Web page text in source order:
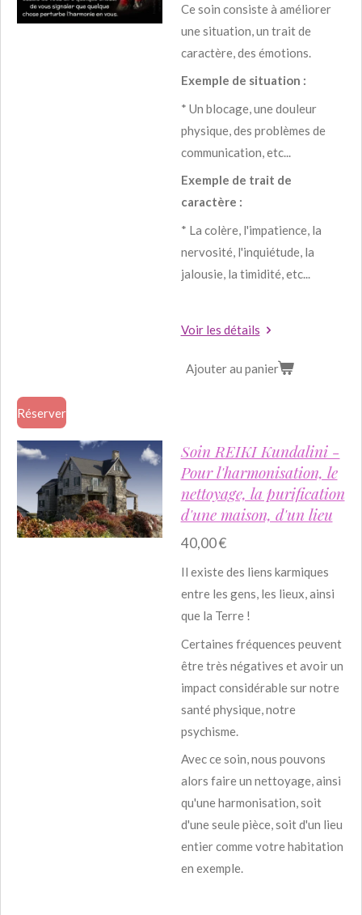
Ce soin consiste à améliorer
une situation, un trait de
caractère, des émotions.
Exemple de situation :
* Un blocage, une douleur
physique, des problèmes de
communication, etc...
Exemple de trait de
caractère :
* La colère, l'impatience, la
nervosité, l'inquiétude, la
jalousie, la timidité, etc...
Voir les détails
Ajouter au panier
Réserver
Soin REIKI Kundalini -
Pour l'harmonisation, le
nettoyage, la purification
d'une maison, d'un lieu
40,00 €
Il existe des liens karmiques
entre les gens, les lieux, ainsi
que la Terre !
Certaines fréquences peuvent
être très négatives et avoir un
impact considérable sur notre
santé physique, notre
psychisme.
Avec ce soin, nous pouvons
alors faire un nettoyage, ainsi
qu'une harmonisation, soit
d'une seule pièce, soit d'un lieu
entier comme votre habitation
en exemple.